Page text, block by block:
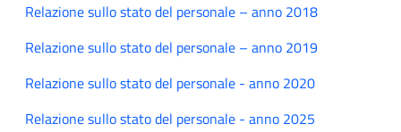
Relazione sullo stato del personale – anno 2018
Relazione sullo stato del personale – anno 2019
Relazione sullo stato del personale - anno 2020
Relazione sullo stato del personale - anno 2025